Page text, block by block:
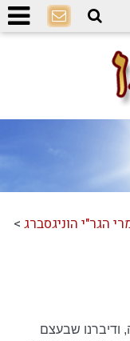
הגר"י הוניגסברג >
ודיברנו שבעצם